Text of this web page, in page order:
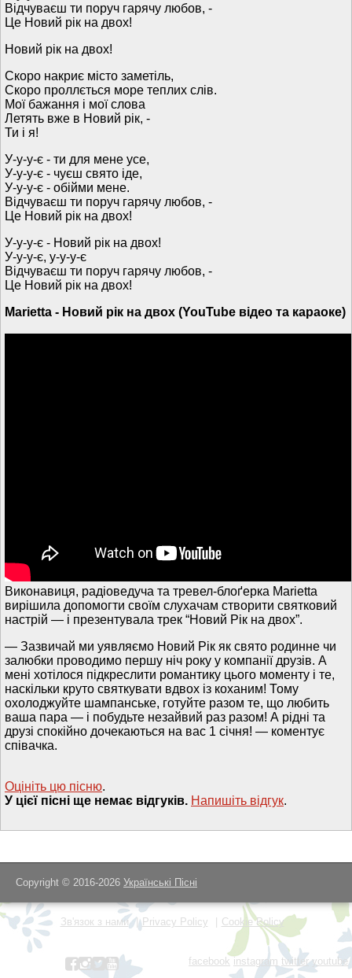
Відчуваєш ти поруч гарячу любов, -
Це Новий рік на двох!
Новий рік на двох!
Скоро накриє місто заметіль,
Скоро проллється море теплих слів.
Мої бажання і мої слова
Летять вже в Новий рік, -
Ти і я!
У-у-у-є - ти для мене усе,
У-у-у-є - чуєш свято іде,
У-у-у-є - обійми мене.
Відчуваєш ти поруч гарячу любов, -
Це Новий рік на двох!
У-у-у-є - Новий рік на двох!
У-у-у-є, у-у-у-є
Відчуваєш ти поруч гарячу любов, -
Це Новий рік на двох!
Marietta - Новий рік на двох (YouTube відео та караоке)
Виконавиця, радіоведуча та тревел-блоґерка Marietta
вирішила допомогти своїм слухачам створити святковий
настрій — і презентувала трек “Новий Рік на двох”.
— Зазвичай ми уявляємо Новий Рік як свято родинне чи
залюбки проводимо першу ніч року у компанії друзів. А
мені хотілося підкреслити романтику цього моменту і те,
наскільки круто святкувати вдвох із коханим! Тому
охолоджуйте шампанське, готуйте разом те, що любить
ваша пара — і побудьте незайвий раз разом! А рідні та
друзі спокійно дочекаються на вас 1 січня! — коментує
співачка.
Оцініть цю пісню.
У цієї пісні ще немає відгуків. Напишiть вiдгук.
Copyright © 2016-2026 Українські Пісні
Зв'язок з нами Privacy Policy Cookie Policy
facebook instagram twitter youtube